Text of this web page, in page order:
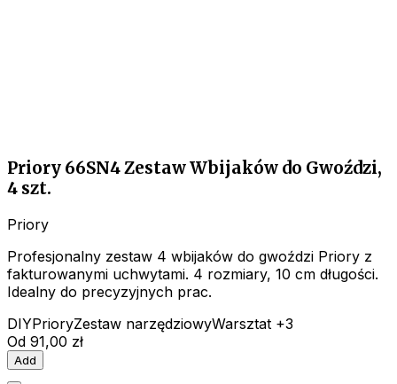
Priory 66SN4 Zestaw Wbijaków do Gwoździ,
4 szt.
Priory
Profesjonalny zestaw 4 wbijaków do gwoździ Priory z
fakturowanymi uchwytami. 4 rozmiary, 10 cm długości.
Idealny do precyzyjnych prac.
DIYPrioryZestaw narzędziowyWarsztat +3
Od 91,00 zł
Add